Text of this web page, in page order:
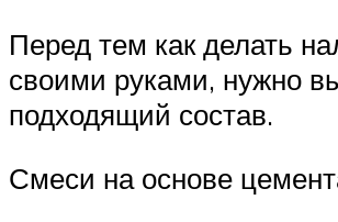
Перед тем как делать
своими руками, нужно
подходящий состав.
Смеси на основе